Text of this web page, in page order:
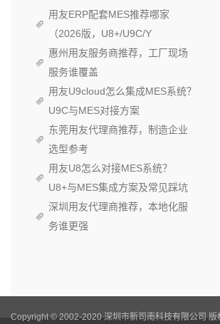
用友ERP配套MES推荐哪家
（2026版，U8+/U9C/Y
惠州用友服务商推荐，工厂现场
服务谁覆盖
用友U9cloud怎么集成MES系统？
U9C与MES对接方案
东莞用友代理商推荐，制造企业
选型参考
用友U8怎么对接MES系统？
U8+与MES集成方案及常见踩坑
深圳用友代理商推荐，本地化服
务谁更强
Copyright © 2002-2020 深圳市新司南科技有限公司 版